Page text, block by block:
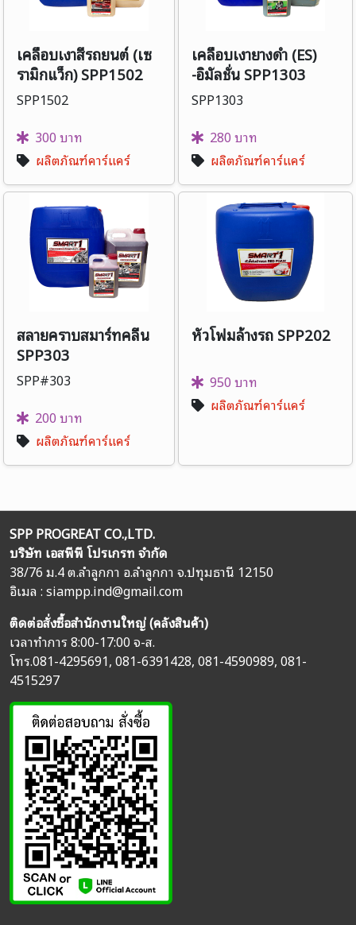
เคลือบเงาสีรถยนต์ (เซ
รามิกแว็ก) SPP1502
SPP1502
300 บาท
ผลิตภัณฑ์คาร์แคร์
เคลือบเงายางดำ (ES)
-อิมัลชั่น SPP1303
SPP1303
280 บาท
ผลิตภัณฑ์คาร์แคร์
สลายคราบสมาร์ทคลีน
SPP303
SPP#303
200 บาท
ผลิตภัณฑ์คาร์แคร์
หัวโฟมล้างรถ SPP202
950 บาท
ผลิตภัณฑ์คาร์แคร์
SPP PROGREAT CO.,LTD.
บริษัท เอสพีพี โปรเกรท จำกัด
38/76 ม.4 ต.ลำลูกกา อ.ลำลูกกา จ.ปทุมธานี 12150
อิเมล :siampp.ind@gmail.com
ติดต่อสั่งซื้อสำนักงานใหญ่ (คลังสินค้า)
เวลาทำการ 8:00-17:00 จ-ส.
โทร.081-4295691,081-6391428,081-4590989,081-
4515297